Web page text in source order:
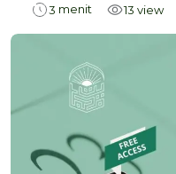
3 menit 13 view